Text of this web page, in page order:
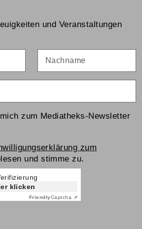
und Veranstaltungen
zum Mediatheks-Newsletter
zum
und stimme zu.
klicken
FriendlyCaptcha ⇗